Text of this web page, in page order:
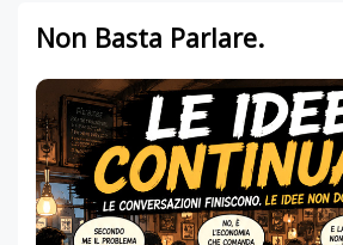
Non Basta Parlare.